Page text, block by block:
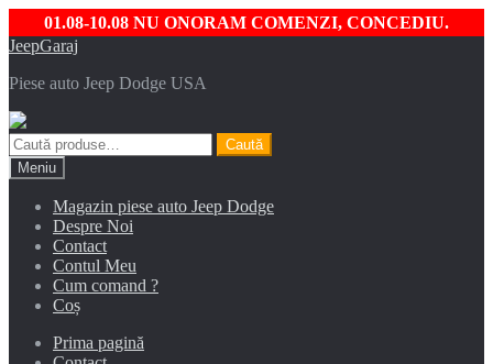
01.08-10.08 NU ONORAM COMENZI, CONCEDIU.
Sari
navigare
Sari
conținut
JeepGaraj
Piese auto Jeep Dodge USA
Caută
după:
Caută
Meniu
Magazin piese auto Jeep Dodge
Despre Noi
Contact
Contul Meu
Cum comand ?
Coș
Prima pagină